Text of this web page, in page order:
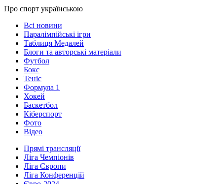
Про спорт українською
Всі новини
Паралімпійські ігри
Таблиця Медалей
Блоги та авторські матеріали
Футбол
Бокс
Теніс
Формула 1
Хокей
Баскетбол
Кіберспорт
Фото
Відео
Прямі трансляції
Ліга Чемпіонів
Ліга Європи
Ліга Конференцій